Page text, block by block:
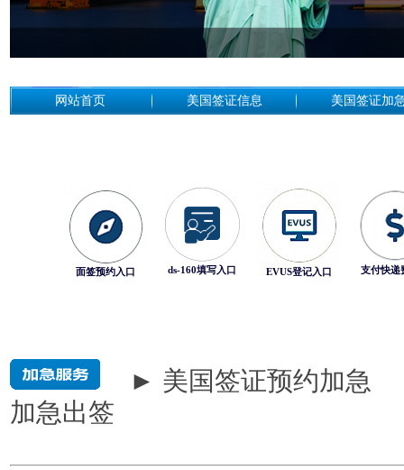
网站首页 美国签证信息 美国签证加
面签预约入口 ds-160填写入口 EVUS登记入口 支付快递
► 美国签证预约加急
加急出签